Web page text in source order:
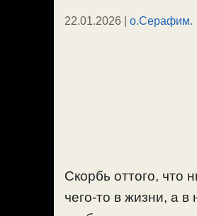
22.01.2026 | о.Серафим.
Скорбь оттого, что
чего-то в жизни, а